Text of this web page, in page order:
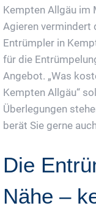
Kempten Allgäu im
Agieren vermindert
Entrümpler in
für die
Angebot. „Was
Kempten Allgäu“
Überlegungen
berät Sie gerne
Die
Nähe –